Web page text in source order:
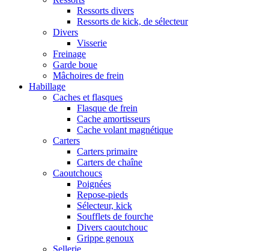
Ressorts divers
Ressorts de kick, de sélecteur
Divers
Visserie
Freinage
Garde boue
Mâchoires de frein
Habillage
Caches et flasques
Flasque de frein
Cache amortisseurs
Cache volant magnétique
Carters
Carters primaire
Carters de chaîne
Caoutchoucs
Poignées
Repose-pieds
Sélecteur, kick
Soufflets de fourche
Divers caoutchouc
Grippe genoux